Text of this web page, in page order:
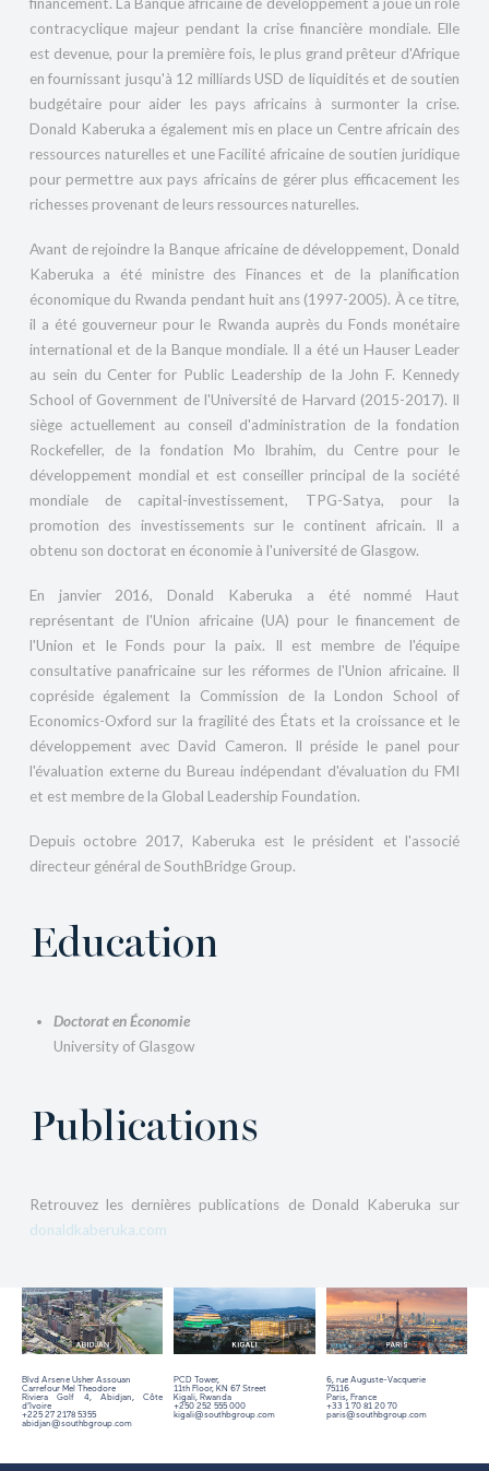
contracyclique majeur pendant la crise financière mondiale. Elle
est devenue, pour la première fois, le plus grand prêteur d'Afrique
en fournissant jusqu'à 12 milliards USD de liquidités et de soutien
budgétaire pour aider les pays africains à surmonter la crise.
Donald Kaberuka a également mis en place un Centre africain des
ressources naturelles et une Facilité africaine de soutien juridique
pour permettre aux pays africains de gérer plus efficacement les
richesses provenant de leurs ressources naturelles.
Avant de rejoindre la Banque africaine de développement, Donald
Kaberuka a été ministre des Finances et de la planification
économique du Rwanda pendant huit ans (1997-2005). À ce titre,
il a été gouverneur pour le Rwanda auprès du Fonds monétaire
international et de la Banque mondiale. Il a été un Hauser Leader
au sein du Center for Public Leadership de la John F. Kennedy
School of Government de l'Université de Harvard (2015-2017). Il
siège actuellement au conseil d'administration de la fondation
Rockefeller, de la fondation Mo Ibrahim, du Centre pour le
développement mondial et est conseiller principal de la société
mondiale de capital-investissement, TPG-Satya, pour la
promotion des investissements sur le continent africain. Il a
obtenu son doctorat en économie à l'université de Glasgow.
En janvier 2016, Donald Kaberuka a été nommé Haut
représentant de l'Union africaine (UA) pour le financement de
l'Union et le Fonds pour la paix. Il est membre de l'équipe
consultative panafricaine sur les réformes de l'Union africaine. Il
copréside également la Commission de la London School of
Economics-Oxford sur la fragilité des États et la croissance et le
développement avec David Cameron. Il préside le panel pour
l'évaluation externe du Bureau indépendant d'évaluation du FMI
et est membre de la Global Leadership Foundation.
Depuis octobre 2017, Kaberuka est le président et l'associé
directeur général de SouthBridge Group.
Education
Doctorat en Économie
University of Glasgow
Publications
Retrouvez les dernières publications de Donald Kaberuka sur
donaldkaberuka.com
Blvd Arsene Usher Assouan
Carrefour Mel Theodore
Riviera Golf 4, Abidjan, Côte
d’Ivoire
+225 27 2178 5355
abidjan@southbgroup.com
PCD Tower,
11th Floor, KN 67 Street
Kigali, Rwanda
+250 252 555 000
kigali@southbgroup.com
6, rue Auguste-Vacquerie
75116
Paris, France
+33 1 70 81 20 70
paris@southbgroup.com